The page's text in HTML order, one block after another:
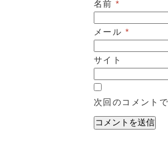
名前*
メール *
サイト
次回のコメント